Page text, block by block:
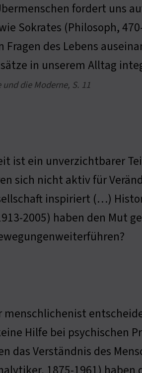
fordert uns
Sokrates (Philosoph,
Fragen des Lebens
in unserem Alltag
die Moderne, S. 11
ist ein unverzichtbarer
sich nicht aktiv für
inspiriert (…)
2005) haben den Mut
menschlichenist
Hilfe bei psychischen
das Verständnis des